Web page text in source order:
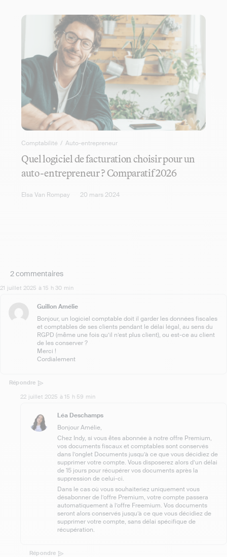
Comptabilité / Auto-entrepreneur
Quel logiciel de facturation choisir pour un
auto-entrepreneur ? Comparatif 2026
Elsa Van Rompay 20 mars 2024
2 commentaires
21 juillet 2025 à 15 h 30 min
Guillon Amélie
Bonjour, un logiciel comptable doit il garder les données fiscales
et comptables de ses clients pendant le délai légal, au sens du
RGPD (même une fois qu’il n’est plus client), ou est-ce au client
de les conserver ?
Merci !
Cordialement
Répondre
22 juillet 2025 à 15 h 59 min
Léa Deschamps
Bonjour Amélie,
Chez Indy, si vous êtes abonnée à notre offre Premium,
vos documents fiscaux et comptables sont conservés
dans l’onglet Documents jusqu’à ce que vous décidiez de
supprimer votre compte. Vous disposerez alors d’un délai
de 15 jours pour récupérer vos documents après la
suppression de celui-ci.
Dans le cas où vous souhaiteriez uniquement vous
désabonner de l’offre Premium, votre compte passera
automatiquement à l’offre Freemium. Vos documents
seront alors conservés jusqu’à ce que vous décidiez de
supprimer votre compte, sans délai spécifique de
récupération.
Répondre